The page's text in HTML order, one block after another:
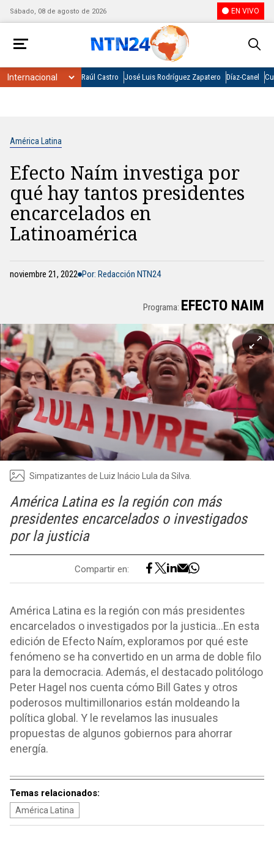
Sábado, 08 de agosto de 2026 EN VIVO
Raúl Castro José Luis Rodríguez Zapatero Díaz-Canel
América Latina
Efecto Naím investiga por
qué hay tantos presidentes
encarcelados en
Latinoamérica
noviembre 21, 2022 Por: Redacción NTN24
Programa: EFECTO NAIM
Simpatizantes de Luiz Inácio Lula da Silva.
América Latina es la región con más
presidentes encarcelados o investigados
por la justicia
Compartir en:
América Latina es la región con más presidentes
encarcelados o investigados por la justicia…En esta
edición de Efecto Naím, exploramos por qué este
fenómeno se ha convertido en un arma de doble filo
para la democracia. Además, el destacado politólogo
Peter Hagel nos cuenta cómo Bill Gates y otros
poderosos multimillonarios están moldeando la
política global. Y le revelamos las inusuales
propuestas de algunos gobiernos para ahorrar
energía.
Temas relacionados:
América Latina